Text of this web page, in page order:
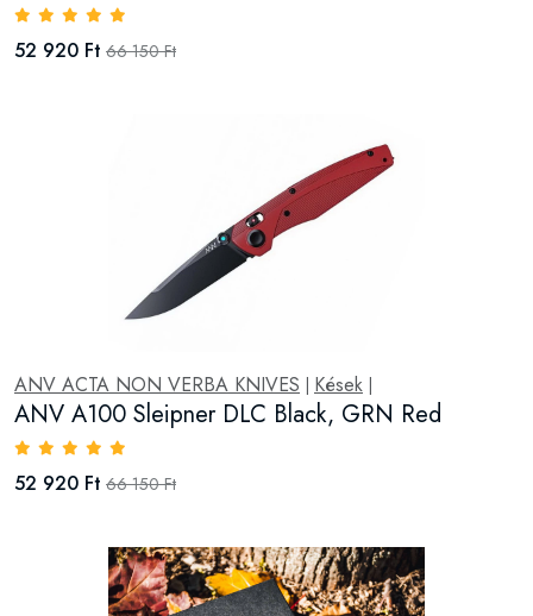
52 920 Ft 66 150 Ft
ANV ACTA NON VERBA KNIVES | Kések |
ANV A100 Sleipner DLC Black, GRN Red
52 920 Ft 66 150 Ft